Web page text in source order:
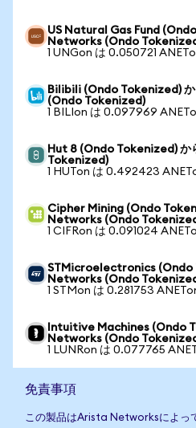
US Natural Gas Fund
Networks (Ondo
1 UNGon は 0.050721
Bilibili (Ondo Tokenized)
(Ondo Tokenized)
1 BILIon は 0.097969
Hut 8 (Ondo Tokenized)
Tokenized)
1 HUTon は 0.492423
Cipher Mining (Ondo
Networks (Ondo
1 CIFRon は 0.091024
STMicroelectronics (Ondo
Networks (Ondo
1 STMon は 0.281753
Intuitive Machines (Ondo
Networks (Ondo
1 LUNRon は 0.077765
免責事項
この製品はArista Networksによっ